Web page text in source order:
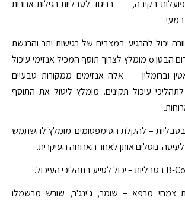
בקיבה, בניגוד לטבליות רגילות אחרות
יכול להרגיע במצבים של רגישות יתר והרגשת
צריבה ברום הבטן.o מומלץ לצרוך תוסף המכיל אנזימי עיכול
וברומלין – אלה אנזימים ממקורות טבעיים
לתהליכי עיכול תקינים. מומלץ ליטול את התוסף
– להקלת הסימפטומים. מומלץ להשתמש
נוטלים אותן לאחר הארוחה העיקרית.
צמחי מרפא – שומר, ג'ינג'ר, שורש מרשמלו